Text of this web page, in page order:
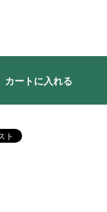
カートに入れる